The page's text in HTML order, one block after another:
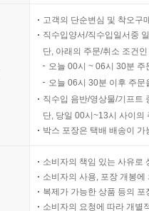
고객의 단순변심 및 착오구
직수입양서/직수입일서중
단, 아래의 주문/취소 조건
오늘 00시 ~ 06시 30분
오늘 06시 30분 이후 주
직수입 음반/영상물/기프트
단, 당일 00시~13시 사이의
박스 포장은 택배 배송이
소비자의 책임 있는 사유로
소비자의 사용, 포장 개봉
복제가 가능한 상품 등의
소비자의 요청에 따라 개별